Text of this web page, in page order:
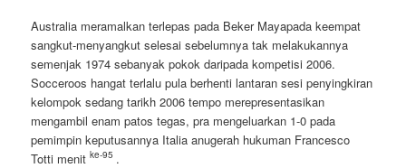
Australia meramalkan terlepas pada Beker Mayapada keempat
sangkut-menyangkut selesai sebelumnya tak melakukannya
semenjak 1974 sebanyak pokok daripada kompetisi 2006.
Socceroos hangat terlalu pula berhenti lantaran sesi penyingkiran
kelompok sedang tarikh 2006 tempo merepresentasikan
mengambil enam patos tegas, pra mengeluarkan 1-0 pada
pemimpin keputusannya Italia anugerah hukuman Francesco
Totti menitke-95 .